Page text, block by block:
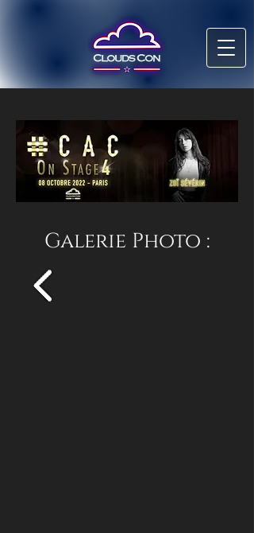
Galerie Photo :